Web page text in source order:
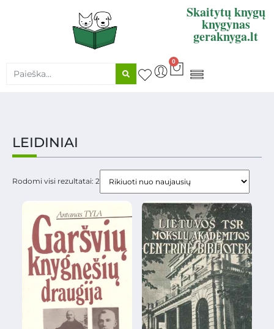
Skaitytų knygų
knygynas
geraknyga.lt
0
LEIDINIAI
Rodomi visi rezultatai: 2